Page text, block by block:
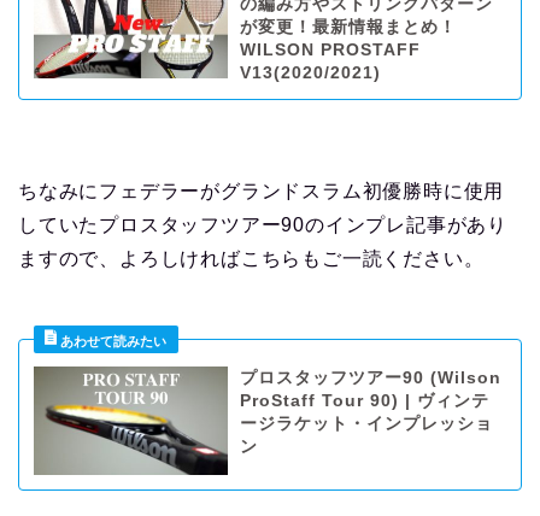
の編み方やストリングパターン
が変更！最新情報まとめ！
WILSON PROSTAFF
V13(2020/2021)
ちなみにフェデラーがグランドスラム初優勝時に使用
していたプロスタッフツアー90のインプレ記事があり
ますので、よろしければこちらもご一読ください。
プロスタッフツアー90 (Wilson
ProStaff Tour 90) | ヴィンテ
ージラケット・インプレッショ
ン